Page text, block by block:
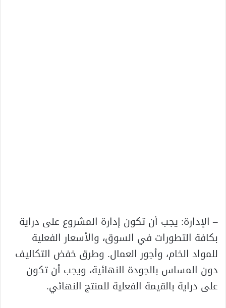
– الإدارة: يجب أن تكون إدارة المشروع على دراية
بكافة التطورات في السوق، والأسعار الفعلية
للمواد الخام، وأجور العمال. وطرق خفض التكاليف
دون المساس بالجودة النهائية، ويجب أن تكون
على دراية بالقيمة الفعلية للمنتج النهائي.